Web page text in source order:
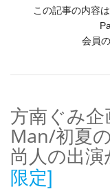
この記事の内容
会員
方南ぐみ
Man/初夏
尚人の出
限定]